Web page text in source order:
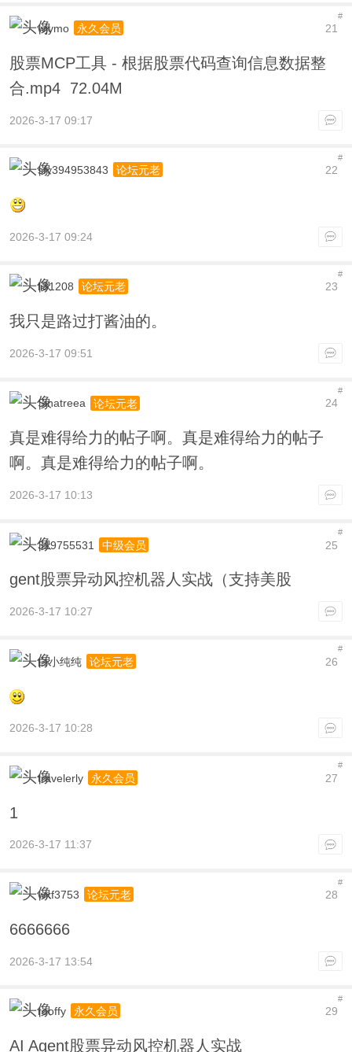
21
#
wjymo 永久会员
股票MCP工具 - 根据股票代码查询信息数据整
合.mp4 72.04M
2026-3-17 09:17
22
#
sfy394953843 论坛元老
2026-3-17 09:24
23
#
li31208 论坛元老
我只是路过打酱油的。
2026-3-17 09:51
24
#
Sinatreea 论坛元老
真是难得给力的帖子啊。真是难得给力的帖子
啊。真是难得给力的帖子啊。
2026-3-17 10:13
25
#
319755531 中级会员
gent股票异动风控机器人实战（支持美股
2026-3-17 10:27
26
#
白小纯纯 论坛元老
2026-3-17 10:28
27
#
travelerly 永久会员
1
2026-3-17 11:37
28
#
wxf3753 论坛元老
6666666
2026-3-17 13:54
29
#
rooffy 永久会员
AI Agent股票异动风控机器人实战